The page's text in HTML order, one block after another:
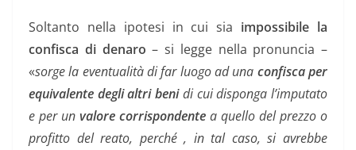
Soltanto nella ipotesi in cui sia impossibile la
confisca di denaro – si legge nella pronuncia –
«sorge la eventualità di far luogo ad una confisca per
equivalente degli altri benidi cui disponga l’imputato
e per un valore corrispondente a quello del prezzo o
profitto del reato, perché , in tal caso, si avrebbe